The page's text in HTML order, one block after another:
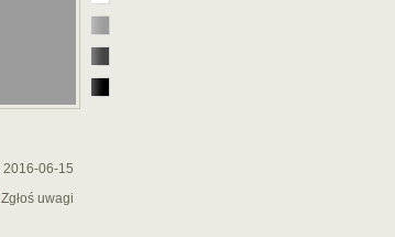
2016-06-15
Zgłoś uwagi